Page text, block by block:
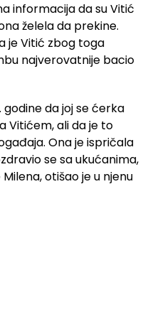
informacija da su Vitić
želela da prekine.
je Vitić zbog toga
najverovatnije bacio
godine da joj se ćerka
Vitićem, ali da je to
Ona je ispričala
se sa ukućanima,
otišao je u njenu